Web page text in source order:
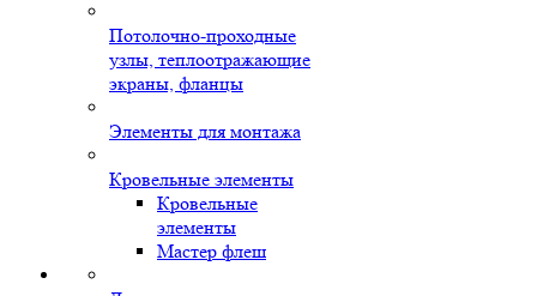
Потолочно-проходные
узлы, теплоотражающие
экраны, фланцы
Элементы для монтажа
Кровельные элементы
Кровельные
элементы
Мастер флеш